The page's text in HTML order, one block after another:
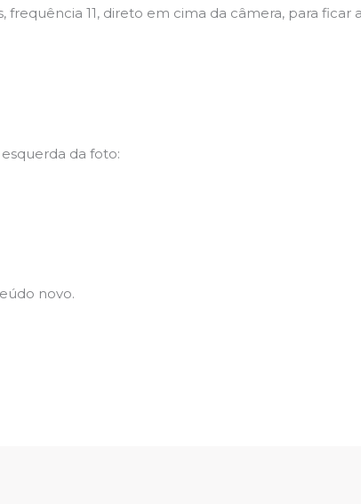
11, direto em cima da câmera, para ficar
esquerda da foto:
novo.